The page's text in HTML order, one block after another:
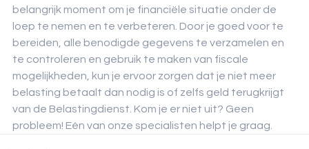
belangrijk moment om je financiële situatie onder de
loep te nemen en te verbeteren. Door je goed voor te
bereiden, alle benodigde gegevens te verzamelen en
te controleren en gebruik te maken van fiscale
mogelijkheden, kun je ervoor zorgen dat je niet meer
belasting betaalt dan nodig is of zelfs geld terugkrijgt
van de Belastingdienst. Kom je er niet uit? Geen
probleem! Eén van onze specialisten helpt je graag.